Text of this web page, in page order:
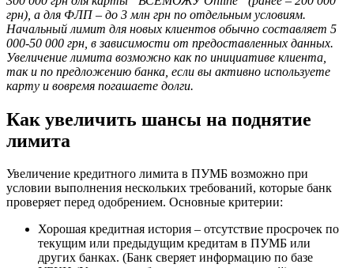
грн), а для ФЛП – до 3 млн грн по отдельным условиям.
Начальный лимит для новых клиентов обычно составляет 5
000-50 000 грн, в зависимости от предоставленных данных.
Увеличение лимита возможно как по инициативе клиента,
так и по предложению банка, если вы активно используете
карту и вовремя погашаете долги.
Как увеличить шансы на поднятие
лимита
Увеличение кредитного лимита в ПУМБ возможно при
условии выполнения нескольких требований, которые банк
проверяет перед одобрением. Основные критерии:
Хорошая кредитная история – отсутствие просрочек по
текущим или предыдущим кредитам в ПУМБ или
других банках. (Банк сверяет информацию по базе